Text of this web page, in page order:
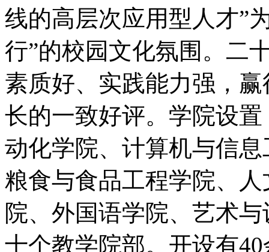
线的高层次应用型人才”
行”的校园文化氛围。二
素质好、实践能力强，
长的一致好评。学院设
动化学院、计算机与信
粮食与食品工程学院、
院、外国语学院、艺术
十个教学院部。开设有